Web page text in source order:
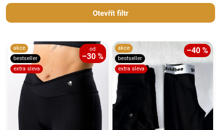
Otevřít filtr
akce
bestseller
extra sleva
od
–30 %
akce
bestseller
extra sleva
–40 %